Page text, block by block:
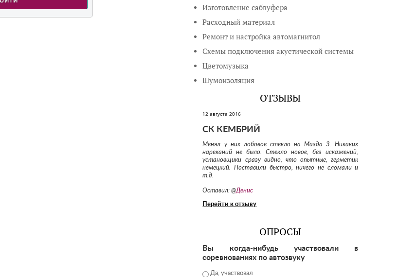
Изготовление сабвуфера
Расходный материал
Ремонт и настройка автомагнитол
Схемы подключения акустической системы
Цветомузыка
Шумоизоляция
ОТЗЫВЫ
12 августа 2016
СК КЕМБРИЙ
Менял у них лобовое стекло на Мазда 3. Никаких
нареканий не было. Стекло новое, без искажений,
установщики сразу видно, что опытные, герметик
немецкий. Поставили быстро, ничего не сломали и
т.д.
Оставил: @Денис
Перейти к отзыву
ОПРОСЫ
Вы когда-нибудь участвовали в
соревнованиях по автозвуку
Да, участвовал